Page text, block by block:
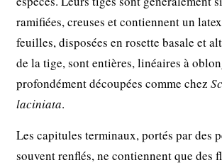
ramifiées, creuses et contiennent un
feuilles, disposées en rosette basale et
de la tige, sont entières, linéaires à
profondément découpées comme chez
laciniata.
Les capitules terminaux, portés par des
souvent renflés, ne contiennent que des